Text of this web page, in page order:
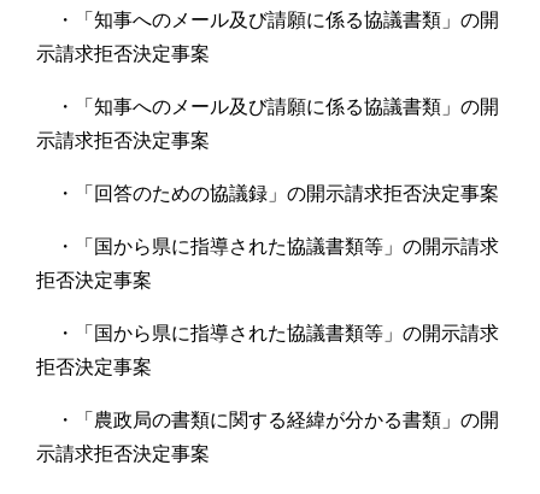
・「知事へのメール及び請願に係る協議書類」の開
示請求拒否決定事案
・「知事へのメール及び請願に係る協議書類」の開
示請求拒否決定事案
・「回答のための協議録」の開示請求拒否決定事案
・「国から県に指導された協議書類等」の開示請求
拒否決定事案
・「国から県に指導された協議書類等」の開示請求
拒否決定事案
・「農政局の書類に関する経緯が分かる書類」の開
示請求拒否決定事案